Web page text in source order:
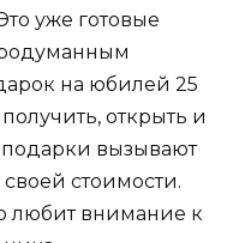
уже готовые
на юбилей 25
открыть и
подарки вызывают
стоимости.
любит внимание к